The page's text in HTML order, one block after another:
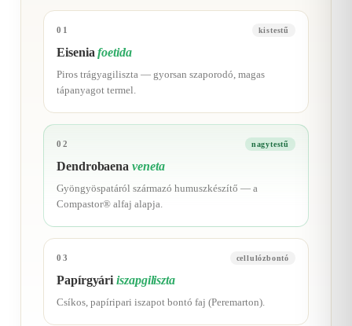
01 kistestű
Eiseniafoetida
Piros trágyagiliszta — gyorsan szaporodó, magas
tápanyagot termel.
02 nagytestű
Dendrobaenaveneta
Gyöngyöspatáról származó humuszkészítő — a
Compastor® alfaj alapja.
03 cellulózbontó
Papírgyáriiszapgiliszta
Csíkos, papíripari iszapot bontó faj (Peremarton).